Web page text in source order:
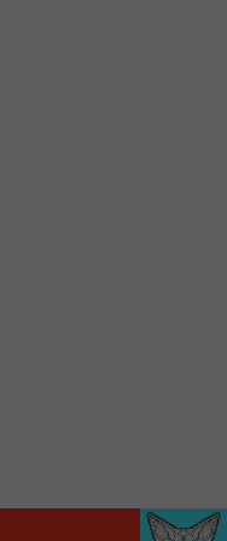
en un clic!